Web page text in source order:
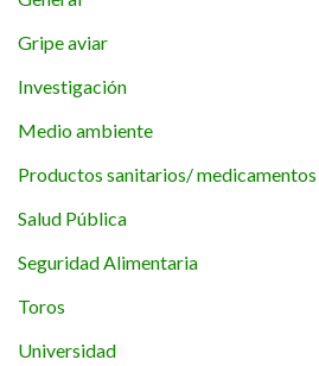
Gripe aviar
Investigación
Medio ambiente
Productos sanitarios/ medicamentos
Salud Pública
Seguridad Alimentaria
Toros
Universidad